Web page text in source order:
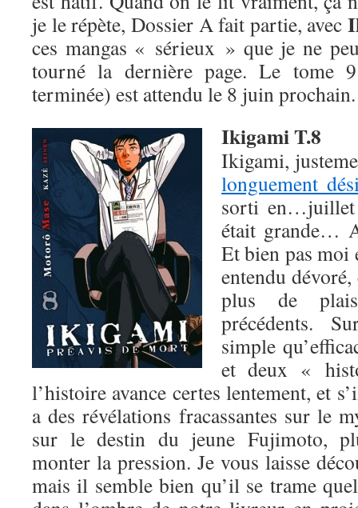
je le répète, Dossier A fait partie, avec
ces mangas « sérieux » que je ne
tourné la dernière page. Le tome
terminée) est attendu le 8 juin
Ikigami T.8
Ikigami,
longuement
sorti en…juillet
était grande…
Et bien pas moi
entendu
plus de
précédents.
simple
et deux «
l’histoire avance certes lentement, et
a des révélations fracassantes sur le
sur le destin du jeune Fujimoto,
monter la pression. Je vous laisse
mais il semble bien qu’il se trame